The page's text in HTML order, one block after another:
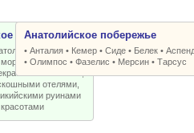
побережье
бухты
с отличными
пляжами,
отелями,
руинами
Анатолийское побережье
•Анталия • Кемер •Сиде • Белек •
•Олимпос •Фазелис • Мерсин •Тарсус